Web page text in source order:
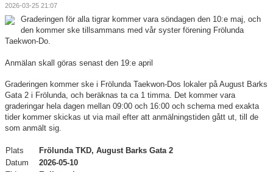
2026-03-25 21:07
Graderingen för alla tigrar kommer vara söndagen den 10:e maj, och
den kommer ske tillsammans med vår syster förening Frölunda
Taekwon-Do.
Anmälan skall göras senast den 19:e april
Graderingen kommer ske i Frölunda Taekwon-Dos lokaler på August Barks
Gata 2 i Frölunda, och beräknas ta ca 1 timma. Det kommer vara
graderingar hela dagen mellan 09:00 och 16:00 och schema med exakta
tider kommer skickas ut via mail efter att anmälningstiden gått ut, till de
som anmält sig.
Plats
Frölunda TKD, August Barks Gata 2
Datum
2026-05-10